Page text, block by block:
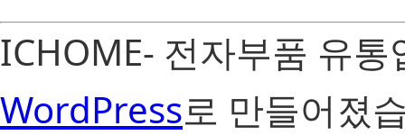
ICHOME- 전자부품 유
WordPress로 만들어졌